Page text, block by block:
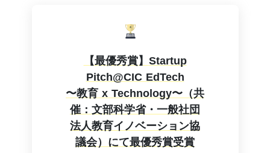
【最優秀賞】Startup
Pitch@CIC EdTech
〜教育 x Technology〜（共
催：文部科学省・一般社団
法人教育イノベーション協
議会）にて最優秀賞受賞